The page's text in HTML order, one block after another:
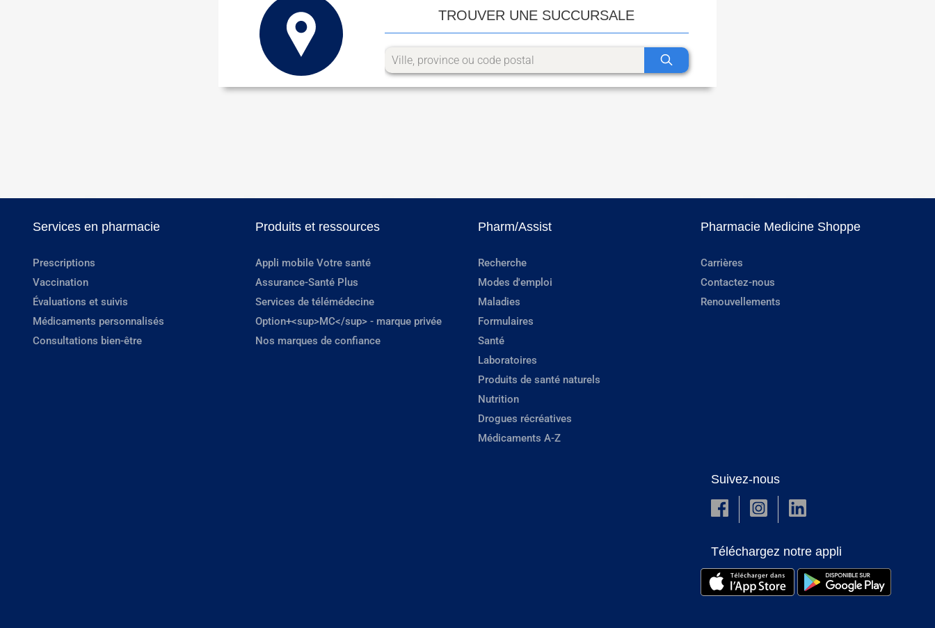
TROUVER UNE SUCCURSALE
Services en pharmacie
Prescriptions
Vaccination
Évaluations et suivis
Médicaments personnalisés
Consultations bien-être
Produits et ressources
Appli mobile Votre santé
Assurance-Santé Plus
Services de télémédecine
Option+<sup>MC</sup> - marque privée
Nos marques de confiance
Pharm/Assist
Recherche
Modes d'emploi
Maladies
Formulaires
Santé
Laboratoires
Produits de santé naturels
Nutrition
Drogues récréatives
Médicaments A-Z
Pharmacie Medicine Shoppe
Carrières
Contactez-nous
Renouvellements
Suivez-nous
Téléchargez notre appli